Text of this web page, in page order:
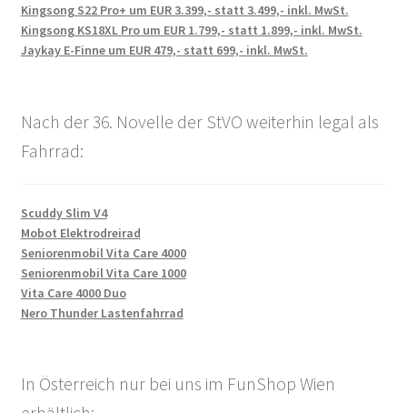
Kingsong S22 Pro+ um EUR 3.399,- statt 3.499,- inkl. MwSt.
Kingsong KS18XL Pro um EUR 1.799,- statt 1.899,- inkl. MwSt.
Jaykay E-Finne um EUR 479,- statt 699,- inkl. MwSt.
Nach der 36. Novelle der StVO weiterhin legal als
Fahrrad:
Scuddy Slim V4
Mobot Elektrodreirad
Seniorenmobil Vita Care 4000
Seniorenmobil Vita Care 1000
Vita Care 4000 Duo
Nero Thunder Lastenfahrrad
In Österreich nur bei uns im FunShop Wien